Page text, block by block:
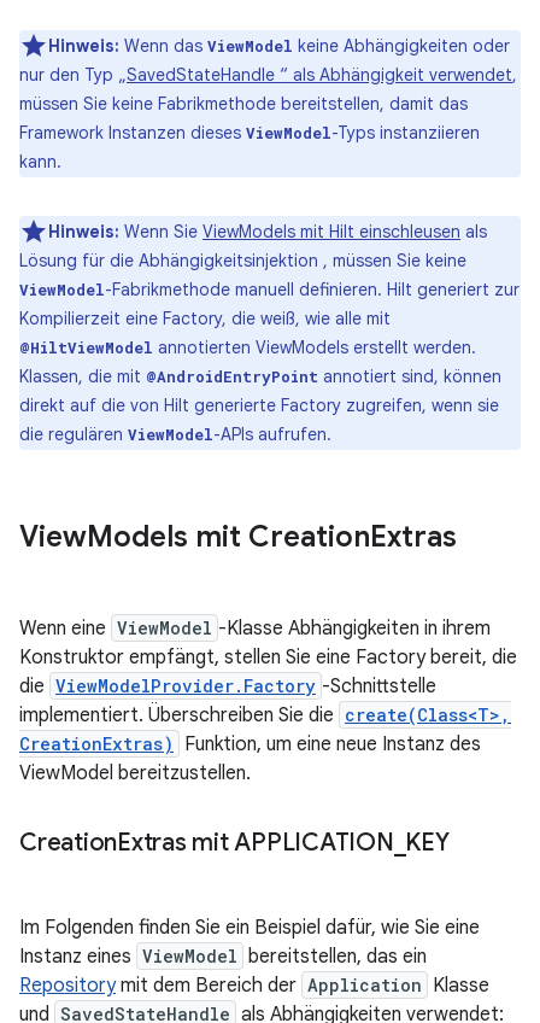
Hinweis: Wenn das ViewModel keine Abhängigkeiten oder
nur den Typ „SavedStateHandle “ als Abhängigkeit verwendet,
müssen Sie keine Fabrikmethode bereitstellen, damit das
Framework Instanzen dieses ViewModel-Typs instanziieren
kann.
Hinweis: Wenn Sie ViewModels mit Hilt einschleusen als
Lösung für die Abhängigkeitsinjektion , müssen Sie keine
ViewModel-Fabrikmethode manuell definieren. Hilt generiert zur
Kompilierzeit eine Factory, die weiß, wie alle mit
@HiltViewModel annotierten ViewModels erstellt werden.
Klassen, die mit @AndroidEntryPoint annotiert sind, können
direkt auf die von Hilt generierte Factory zugreifen, wenn sie
die regulären ViewModel-APIs aufrufen.
ViewModels mit CreationExtras
Wenn eine ViewModel -Klasse Abhängigkeiten in ihrem
Konstruktor empfängt, stellen Sie eine Factory bereit, die
die ViewModelProvider.Factory -Schnittstelle
implementiert. Überschreiben Sie die create(Class<T>,
CreationExtras)
Funktion, um eine neue Instanz des
ViewModel bereitzustellen.
CreationExtras mit APPLICATION KEY
Im Folgenden finden Sie ein Beispiel dafür, wie Sie eine
Instanz eines ViewModel bereitstellen, das ein
Repositorymit dem Bereich der Application Klasse
und SavedStateHandle als Abhängigkeiten verwendet: